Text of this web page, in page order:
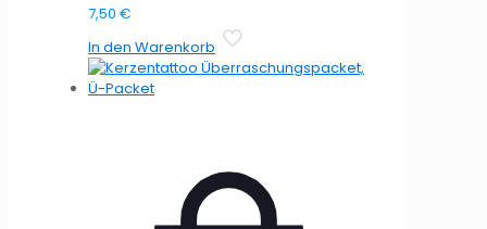
7,50 €
In den Warenkorb